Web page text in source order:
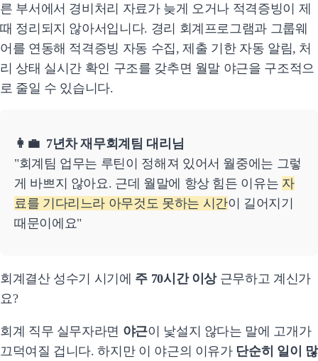
른 부서에서 경비처리 자료가 늦게 오거나 적격증빙이 제
때 정리되지 않아서입니다. 경리 회계프로그램과 그룹웨
어를 연동해 적격증빙 자동 수집, 제출 기한 자동 알림, 처
리 상태 실시간 확인 구조를 갖추면 월말 야근을 구조적으
로 줄일 수 있습니다.
👩‍💼 7년차 재무회계팀 대리님
"회계팀 업무는 루틴이 정해져 있어서 월중에는 그렇
게 바쁘지 않아요. 근데 월말에 항상 힘든 이유는 자
료를 기다리느라 아무것도 못하는 시간이 길어지기
때문이에요"
회계결산 성수기 시기에 주 70시간 이상 근무하고 계신가
요?
회계 직무 실무자라면 야근이 낯설지 않다는 말에 고개가
끄덕여질 겁니다. 하지만 이 야근의 이유가 단순히 일이 많